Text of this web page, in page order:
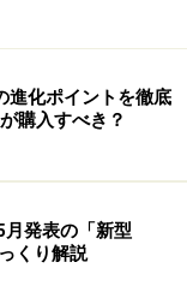
化ポイントを徹底
購入すべき？
月発表の「新型
くり解説